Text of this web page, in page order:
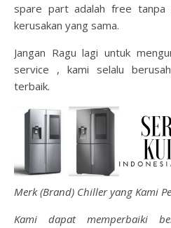
spare part adalah free
kerusakan yang sama.
Jangan Ragu lagi untuk
service , kami selalu
terbaik.
Merk (Brand) Chiller yang Kami
Kami dapat memperbaiki